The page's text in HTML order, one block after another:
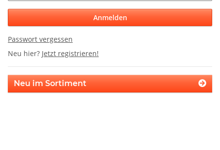
Anmelden
Passwort vergessen
Neu hier? Jetzt registrieren!
Neu im Sortiment